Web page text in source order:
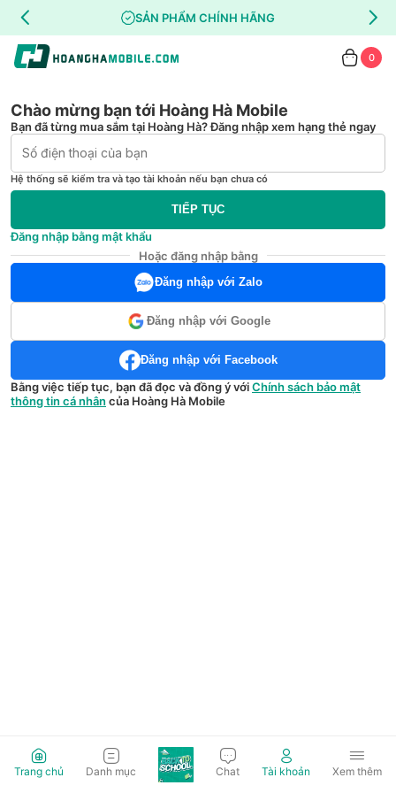
SẢN PHẨM CHÍNH HÃNG
0
Chào mừng bạn tới Hoàng Hà Mobile
Bạn đã từng mua sắm tại Hoàng Hà? Đăng nhập xem hạng thẻ ngay
Hệ thống sẽ kiểm tra và tạo tài khoản nếu bạn chưa có
TIẾP TỤC
Đăng nhập bằng mật khẩu
Hoặc đăng nhập bằng
Đăng nhập với Zalo
Đăng nhập với Google
Đăng nhập với Facebook
Bằng việc tiếp tục, bạn đã đọc và đồng ý vớiChính sách bảo mật
thông tin cá nhân của Hoàng Hà Mobile
Trang chủ Danh mục Chat Tài khoản Xem thêm